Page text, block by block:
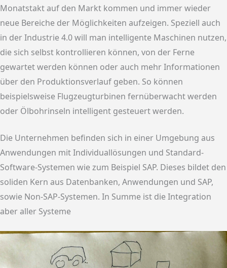
Monatstakt auf den Markt kommen und immer wieder
neue Bereiche der Möglichkeiten aufzeigen. Speziell auch
in der Industrie 4.0 will man intelligente Maschinen nutzen,
die sich selbst kontrollieren können, von der Ferne
gewartet werden können oder auch mehr Informationen
über den Produktionsverlauf geben. So können
beispielsweise Flugzeugturbinen fernüberwacht werden
oder Ölbohrinseln intelligent gesteuert werden.
Die Unternehmen befinden sich in einer Umgebung aus
Anwendungen mit Individuallösungen und Standard-
Software-Systemen wie zum Beispiel SAP. Dieses bildet den
soliden Kern aus Datenbanken, Anwendungen und SAP,
sowie Non-SAP-Systemen. In Summe ist die Integration
aber aller Systeme